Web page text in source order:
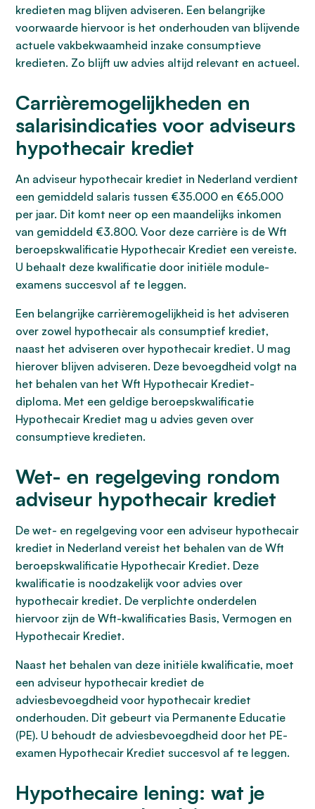
kredieten mag blijven adviseren. Een belangrijke
voorwaarde hiervoor is het onderhouden van blijvende
actuele vakbekwaamheid inzake consumptieve
kredieten. Zo blijft uw advies altijd relevant en actueel.
Carrièremogelijkheden en
salarisindicaties voor adviseurs
hypothecair krediet
An adviseur hypothecair krediet in Nederland verdient
een gemiddeld salaris tussen €35.000 en €65.000
per jaar. Dit komt neer op een maandelijks inkomen
van gemiddeld €3.800. Voor deze carrière is de Wft
beroepskwalificatie Hypothecair Krediet een vereiste.
U behaalt deze kwalificatie door initiële module-
examens succesvol af te leggen.
Een belangrijke carrièremogelijkheid is het adviseren
over zowel hypothecair als consumptief krediet,
naast het adviseren over hypothecair krediet. U mag
hierover blijven adviseren. Deze bevoegdheid volgt na
het behalen van het Wft Hypothecair Krediet-
diploma. Met een geldige beroepskwalificatie
Hypothecair Krediet mag u advies geven over
consumptieve kredieten.
Wet- en regelgeving rondom
adviseur hypothecair krediet
De wet- en regelgeving voor een adviseur hypothecair
krediet in Nederland vereist het behalen van de Wft
beroepskwalificatie Hypothecair Krediet. Deze
kwalificatie is noodzakelijk voor advies over
hypothecair krediet. De verplichte onderdelen
hiervoor zijn de Wft-kwalificaties Basis, Vermogen en
Hypothecair Krediet.
Naast het behalen van deze initiële kwalificatie, moet
een adviseur hypothecair krediet de
adviesbevoegdheid voor hypothecair krediet
onderhouden. Dit gebeurt via Permanente Educatie
(PE). U behoudt de adviesbevoegdheid door het PE-
examen Hypothecair Krediet succesvol af te leggen.
Hypothecaire lening: wat je